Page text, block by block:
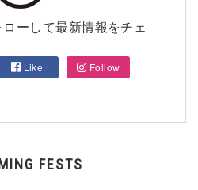
ーして最新情報をチェ
Like Follow
FESTS